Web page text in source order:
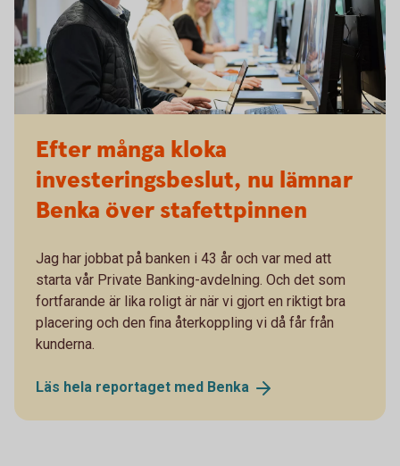
Efter många kloka
investeringsbeslut, nu lämnar
Benka över stafettpinnen
Jag har jobbat på banken i 43 år och var med att
starta vår Private Banking-avdelning. Och det som
fortfarande är lika roligt är när vi gjort en riktigt bra
placering och den fina återkoppling vi då får från
kunderna.
Läs hela reportaget med Benka